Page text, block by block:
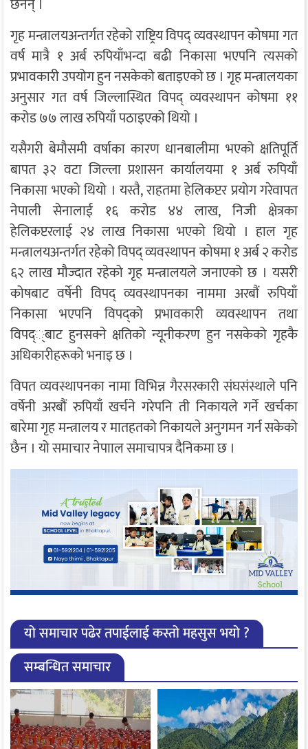
गृह मन्त्रालयअन्तर्गत रहेको राष्ट्रिय विपद् व्यवस्थापन कोषमा गत
वर्ष मात्रै १ अर्ब रुपियाँभन्दा बढी निकासा भएपनि त्यसको
प्रभावकारी उपयोग हुन नसकेको बताइएको छ । गृह मन्त्रालयका
अनुसार गत वर्ष जिल्लास्थित विपद् व्यवस्थापन कोषमा ११
करोड ७७ लाख रुपियाँ पठाइएको थियो ।
यसैगरी बेमौसमी वर्षाका कारण धानबालीमा भएको क्षतिपूर्ति
बापत ३२ वटा जिल्ला प्रशासन कार्यालयमा १ अर्ब रुपियाँ
निकासा भएको थियो । यस्तै, राहतमा हेलिकप्टर प्रयोग गरेवापत
नेपाली सेनालाई १६ करोड ४४ लाख, निजी क्षेत्रका
हेलिकप्टरलाई २४ लाख निकासा भएको थियो । हाल गृह
मन्त्रालयअन्तर्गत रहेको विपद् व्यवस्थापन कोषमा १ अर्ब २ करोड
६२ लाख मौज्दात रहेको गृह मन्त्रालयले जनाएको छ । यसरी
कोषबाट वर्षेनी विपद् व्यवस्थापनका नाममा अरबौं रुपियाँ
निकासा भएपनि विपद्को प्रभावकारी व्यवस्थापन तथा
विपद््बाट हुनसक्ने क्षतिको न्यूनीकरण हुन नसकेको गृहकै
अधिकारीहरूको भनाइ छ ।
विपत व्यवस्थापनका नामा विभिन्न गैरसरकारी संघसंस्थाले पनि
वर्षेनी अरबौं रुपियाँ खर्चने गरेपनि ती निकायले गर्ने खर्चका
बारेमा गृह मन्त्रालय र मातहतको निकायले अनुगमन गर्न सकेको
छैन । यो समाचार नेपााल समाचापत्र दैनिकमा छ ।
यो समाचार पढेर तपाईलाई कस्तो महसुस भयो ?
सम्बन्धित समाचार